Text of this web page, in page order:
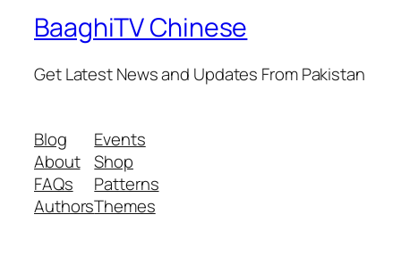
BaaghiTV Chinese
Get Latest News and Updates From Pakistan
Blog
About
FAQs
Authors
Events
Shop
Patterns
Themes